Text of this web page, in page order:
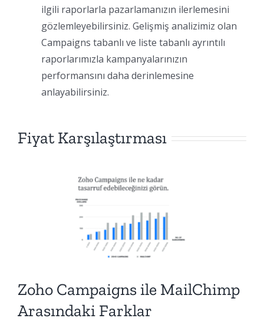
ilgili raporlarla pazarlamanızın ilerlemesini
gözlemleyebilirsiniz. Gelişmiş analizimiz olan
Campaigns tabanlı ve liste tabanlı ayrıntılı
raporlarımızla kampanyalarınızın
performansını daha derinlemesine
anlayabilirsiniz.
Fiyat Karşılaştırması
Zoho Campaigns ile MailChimp
Arasındaki Farklar